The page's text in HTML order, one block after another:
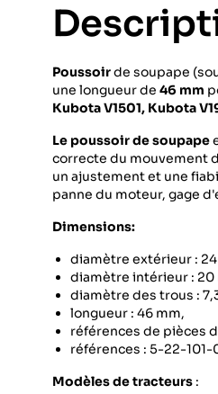
Poussoirde soupape
une longueur de 46 mm
Kubota V1501, Kubota
Le poussoir de soupape
correcte du mouvement
un ajustement et une
panne du moteur, gage
Dimensions:
diamètre extérieur :
diamètre intérieur : 20
diamètre des trous :
longueur : 46 mm,
références de pièces
références : 5-22-101-
Modèles de tracteurs :